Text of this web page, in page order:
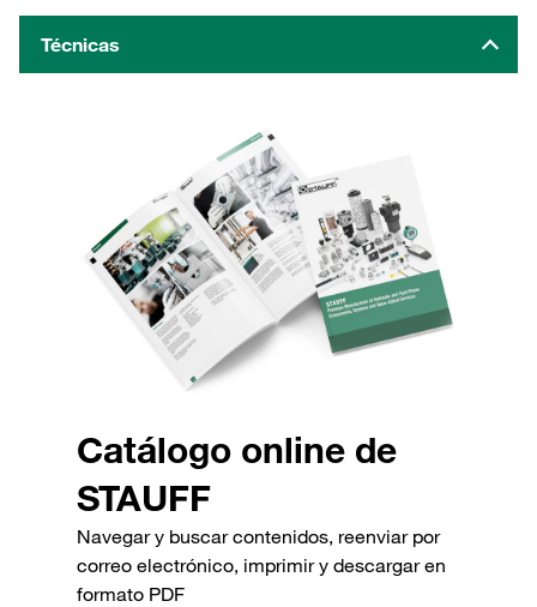
Técnicas
Catálogo online de
STAUFF
Navegar y buscar contenidos, reenviar por
correo electrónico, imprimir y descargar en
formato PDF